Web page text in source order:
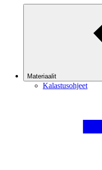
Materiaalit
Kalastusohjeet